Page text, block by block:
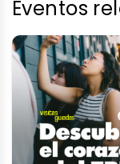
Eventos